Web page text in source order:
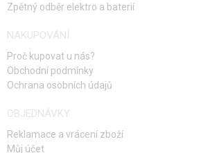
Zpětný odběr elektro a baterií
NAKUPOVÁNÍ
Proč kupovat u nás?
Obchodní podmínky
Ochrana osobních údajů
OBJEDNÁVKY
Reklamace a vrácení zboží
Můj účet